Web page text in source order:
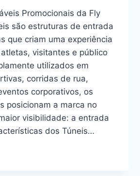
Promocionais da Fly
são estruturas de entrada
que criam uma experiência
visitantes e público
utilizados em
corridas de rua,
corporativos, os
posicionam a marca no
visibilidade: a entrada
dos Túneis…